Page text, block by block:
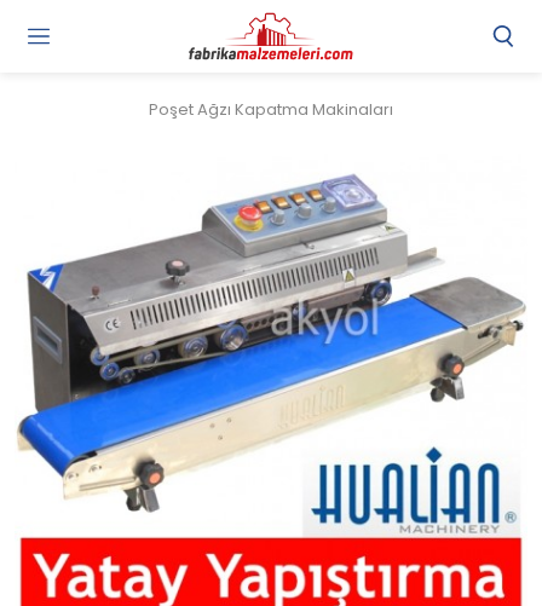
Poşet Ağzı Kapatma Makinaları